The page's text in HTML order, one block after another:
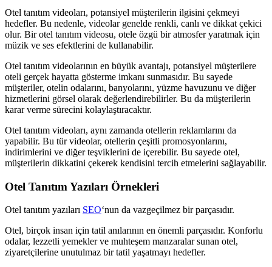
Otel tanıtım videoları, potansiyel müşterilerin ilgisini çekmeyi
hedefler. Bu nedenle, videolar genelde renkli, canlı ve dikkat çekici
olur. Bir otel tanıtım videosu, otele özgü bir atmosfer yaratmak için
müzik ve ses efektlerini de kullanabilir.
Otel tanıtım videolarının en büyük avantajı, potansiyel müşterilere
oteli gerçek hayatta gösterme imkanı sunmasıdır. Bu sayede
müşteriler, otelin odalarını, banyolarını, yüzme havuzunu ve diğer
hizmetlerini görsel olarak değerlendirebilirler. Bu da müşterilerin
karar verme sürecini kolaylaştıracaktır.
Otel tanıtım videoları, aynı zamanda otellerin reklamlarını da
yapabilir. Bu tür videolar, otellerin çeşitli promosyonlarını,
indirimlerini ve diğer teşviklerini de içerebilir. Bu sayede otel,
müşterilerin dikkatini çekerek kendisini tercih etmelerini sağlayabilir.
Otel Tanıtım Yazıları Örnekleri
Otel tanıtım yazıları SEO‘nun da vazgeçilmez bir parçasıdır.
Otel, birçok insan için tatil anılarının en önemli parçasıdır. Konforlu
odalar, lezzetli yemekler ve muhteşem manzaralar sunan otel,
ziyaretçilerine unutulmaz bir tatil yaşatmayı hedefler.